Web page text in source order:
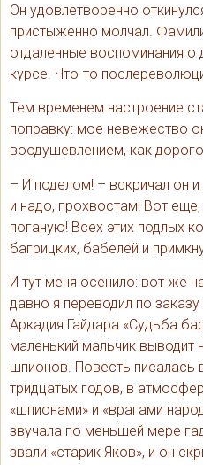
Он удовлетворенно
пристыженно молчал.
отдаленные воспоминания о
курсе. Что-то
Тем временем настроение
поправку: мое невежество
воодушевлением, как
– И поделом! – вскричал он
и надо, прохвостам! Вот
поганую! Всех этих подлых
багрицких, бабелей и
И тут меня осенило: вот же
давно я переводил по
Аркадия Гайдара «Судьба
маленький мальчик выводит
шпионов. Повесть писалась
тридцатых годов, в
«шпионами» и «врагами
звучала по меньшей мере
звали «старик Яков», и он